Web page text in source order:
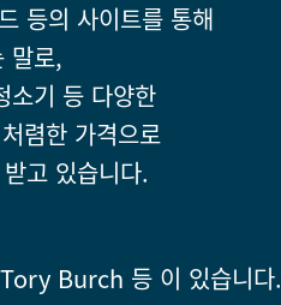
등의 사이트를 통해
말로,
소기 등 다양한
렴한 가격으로
고 있습니다.
Burch 등 이 있습니다.